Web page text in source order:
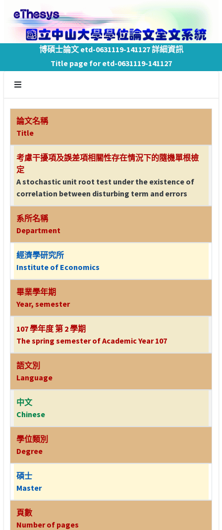
博碩士論文 etd-0631119-141127 詳細資訊
Title page for etd-0631119-141127
論文名稱
Title
考慮干擾項及誤差項相關性存在情況下的隨機單根檢
定
A stochastic unit root test under the existence of
correlation between disturbing term and errors
系所名稱
Department
經濟學研究所
Institute of Economics
畢業學年期
Year, semester
107 學年度 第 2 學期
The spring semester of Academic Year 107
語文別
Language
中文
Chinese
學位類別
Degree
碩士
Master
頁數
Number of pages